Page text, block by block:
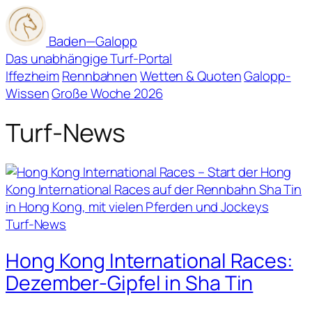
Baden—Galopp
Das unabhängige Turf-Portal
IffezheimRennbahnenWetten & QuotenGalopp-
WissenGroße Woche 2026
Turf-News
Turf-News
Hong Kong International Races:
Dezember-Gipfel in Sha Tin